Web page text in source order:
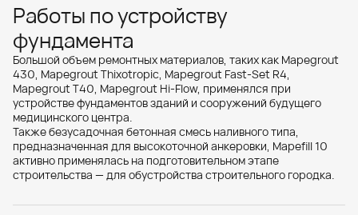
Работы по устройству
фундамента
Большой объем ремонтных материалов, таких как Mapegrout
430, Mapegrout Thixotropic, Mapegrout Fast-Set R4,
Mapegrout T40, Mapegrout Hi-Flow, применялся при
устройстве фундаментов зданий и сооружений будущего
медицинского центра.
Также безусадочная бетонная смесь наливного типа,
предназначенная для высокоточной анкеровки, Mapefill 10
активно применялась на подготовительном этапе
строительства — для обустройства строительного городка.